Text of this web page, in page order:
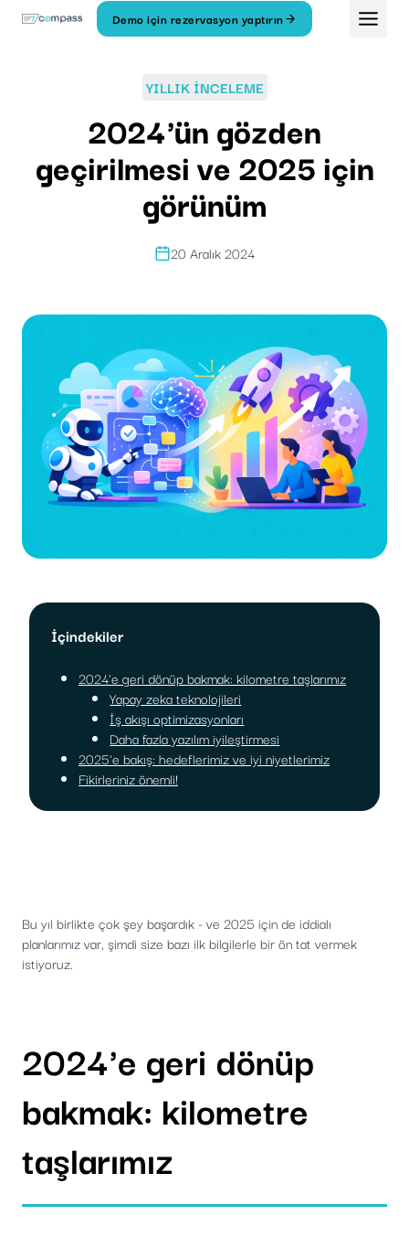
İçeriğe
Demo için rezervasyon yaptırın
YILLIK INCELEME
2024'ün gözden
geçirilmesi ve 2025 için
görünüm
20 Aralık 2024
İçindekiler
2024'e geri dönüp bakmak: kilometre taşlarımız
Yapay zeka teknolojileri
İş akışı optimizasyonları
Daha fazla yazılım iyileştirmesi
2025'e bakış: hedeflerimiz ve iyi niyetlerimiz
Fikirleriniz önemli!
Bu yıl birlikte çok şey başardık - ve 2025 için de iddialı
planlarımız var, şimdi size bazı ilk bilgilerle bir ön tat vermek
istiyoruz.
2024'e geri dönüp
bakmak: kilometre
taşlarımız